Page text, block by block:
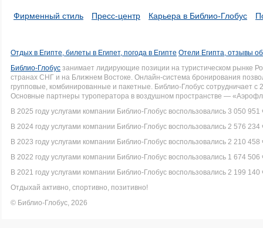
Фирменный стиль Пресс-центр Карьера в Библио-Глобус
Отдых в Египте, билеты в Египет, погода в Египте Отели Египта, отзывы
Библио-Глобус занимает лидирующие позиции на туристическом рынке
странах СНГ и на Ближнем Востоке. Онлайн-система бронирования
групповые, комбинированные и пакетные. Библио-Глобус сотрудничает
Основные партнеры туроператора в воздушном пространстве —
В 2025 году услугами компании Библио-Глобус воспользовались 3 050 951
В 2024 году услугами компании Библио-Глобус воспользовались 2 576 234
В 2023 году услугами компании Библио-Глобус воспользовались 2 210 458
В 2022 году услугами компании Библио-Глобус воспользовались 1 674 506
В 2021 году услугами компании Библио-Глобус воспользовались 2 199 140
Отдыхай активно, спортивно, позитивно!
© Библио-Глобус, 2026